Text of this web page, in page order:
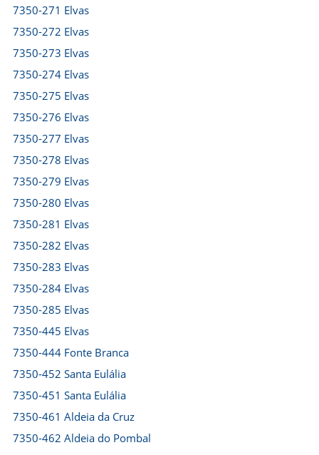
7350-271 Elvas
7350-272 Elvas
7350-273 Elvas
7350-274 Elvas
7350-275 Elvas
7350-276 Elvas
7350-277 Elvas
7350-278 Elvas
7350-279 Elvas
7350-280 Elvas
7350-281 Elvas
7350-282 Elvas
7350-283 Elvas
7350-284 Elvas
7350-285 Elvas
7350-445 Elvas
7350-444 Fonte Branca
7350-452 Santa Eulália
7350-451 Santa Eulália
7350-461 Aldeia da Cruz
7350-462 Aldeia do Pombal